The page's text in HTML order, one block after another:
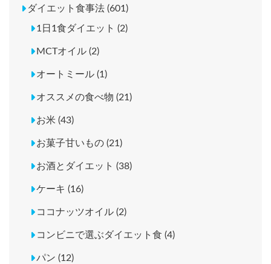
ダイエット食事法 (601)
1日1食ダイエット (2)
MCTオイル (2)
オートミール (1)
オススメの食べ物 (21)
お米 (43)
お菓子甘いもの (21)
お酒とダイエット (38)
ケーキ (16)
ココナッツオイル (2)
コンビニで選ぶダイエット食 (4)
パン (12)